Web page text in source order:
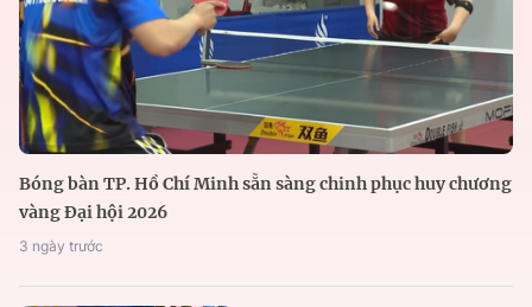
Bóng bàn TP. Hồ Chí Minh sẵn sàng chinh phục huy chương
vàng Đại hội 2026
3 ngày trước